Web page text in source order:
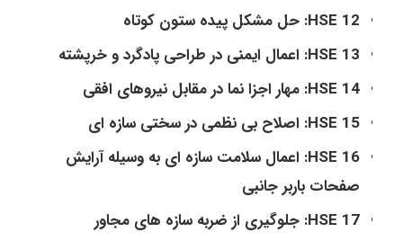
HSE 12: حل مشکل پیده ستون کوتاه
HSE 13: اعمال ایمنی در طراحی پادگرد و خرپشته
HSE 14: مهار اجزا نما در مقابل نیروهای افقی
HSE 15: اصلاح بی نظمی در سختی سازه ای
HSE 16: اعمال سلامت سازه ای به وسیله آرایش
صفحات باربر جانبی
HSE 17: جلوگیری از ضربه سازه های مجاور